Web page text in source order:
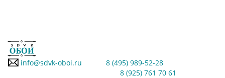
info@sdvk-oboi.ru
8 (495) 989-52-28
8 (925) 761 70 61